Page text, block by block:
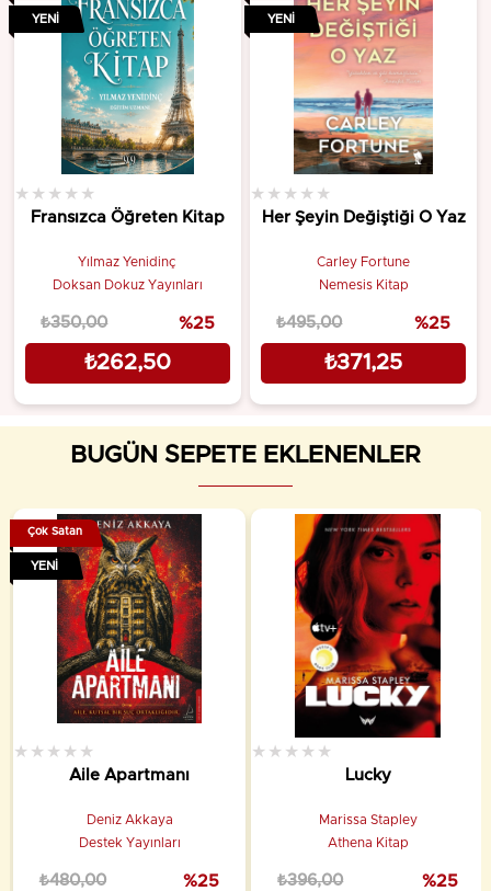
Fransızca Öğreten Kitap
★ ★ ★ ★ ★
Yılmaz Yenidinç
Doksan Dokuz Yayınları
₺262,50
₺350,00 %25
YENI
Her Şeyin Değiştiği O Yaz
★ ★ ★ ★ ★
Carley Fortune
Nemesis Kitap
₺371,25
₺495,00 %25
YENI
BUGÜN SEPETE EKLENENLER
Aile Apartmanı
★ ★ ★ ★ ★
Deniz Akkaya
Destek Yayınları
₺480,00 %25
Çok Satan
YENI
Lucky
★ ★ ★ ★ ★
Marissa Stapley
Athena Kitap
₺396,00 %25